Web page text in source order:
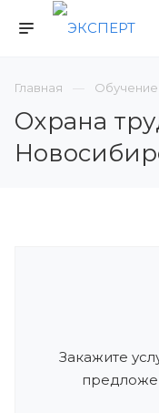
Главная Обучение
Охрана
Закажите